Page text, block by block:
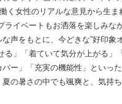
く女性のリアルな意見から生ま
イベートもお洒落を楽しみな
声をもとに、今どきな”好印象
る」「着ていて気分が上がる」
ー」「充実の機能性」といっ
の暑さの中でも颯爽と、気持